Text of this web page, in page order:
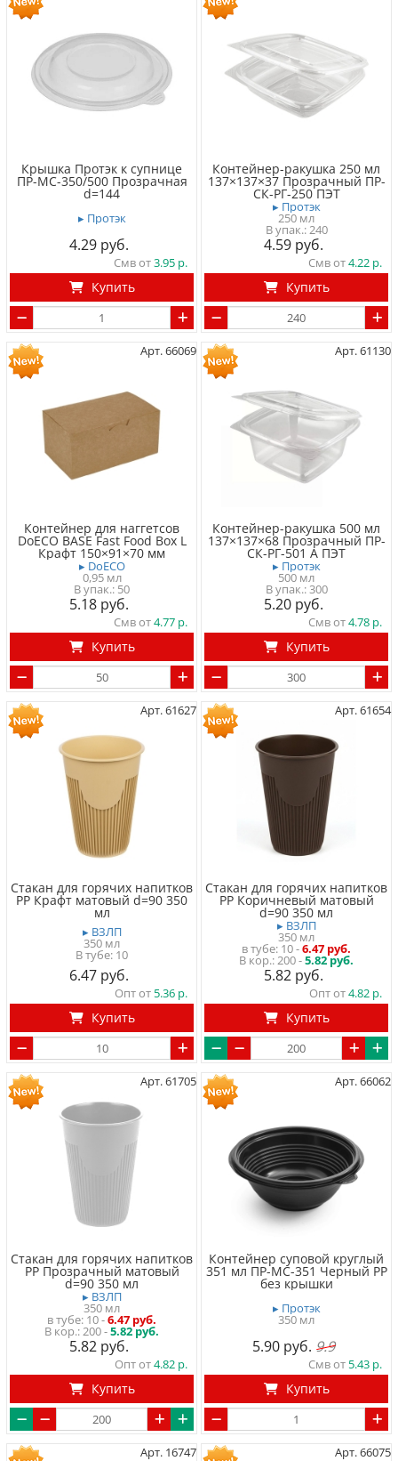
Крышка Протэк к супнице
ПР-МС-350/500 Прозрачная
d=144
▸ Протэк
4.29
Смв от3.95
Купить
Контейнер-ракушка 250 мл
137×137×37 Прозрачный ПР-
СК-РГ-250 ПЭТ
▸ Протэк
250 мл
240
4.59
Смв от4.22
Купить
Арт. 66069
Контейнер для наггетсов
DoECO BASE Fast Food Box L
Крафт 150×91×70 мм
▸ DoECO
0,95 мл
50
5.18
Смв от4.77
Купить
Арт. 61130
Контейнер-ракушка 500 мл
137×137×68 Прозрачный ПР-
СК-РГ-501 А ПЭТ
▸ Протэк
500 мл
300
5.20
Смв от4.78
Купить
Арт. 61627
Стакан для горячих напитков
PP Крафт матовый d=90 350
мл
▸ ВЗЛП
350 мл
В тубе 10
6.47
Опт от 5.36
Купить
Арт. 61654
Стакан для горячих напитков
PP Коричневый матовый
d=90 350 мл
▸ ВЗЛП
350 мл
в тубе 10-6.47 руб.
200 -5.82 руб.
5.82
Опт от4.82
Купить
Арт. 61705
Стакан для горячих напитков
PP Прозрачный матовый
d=90 350 мл
▸ ВЗЛП
350 мл
в тубе 10-6.47 руб.
200 -5.82 руб.
5.82
Опт от4.82
Купить
Арт. 66062
Контейнер суповой круглый
351 мл ПР-МС-351 Черный PP
без крышки
▸ Протэк
350 мл
5.90 9.9
Смв от 5.43
Купить
Арт. 16747 Арт. 66075